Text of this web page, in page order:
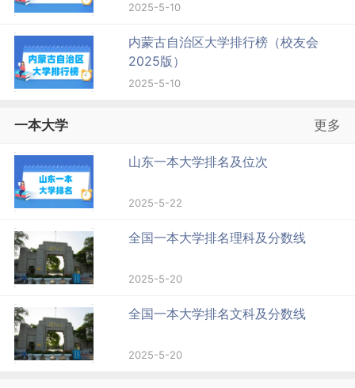
2025-5-10
内蒙古自治区大学排行榜（校友会
2025版）
2025-5-10
一本大学 更多
山东一本大学排名及位次
2025-5-22
全国一本大学排名理科及分数线
2025-5-20
全国一本大学排名文科及分数线
2025-5-20